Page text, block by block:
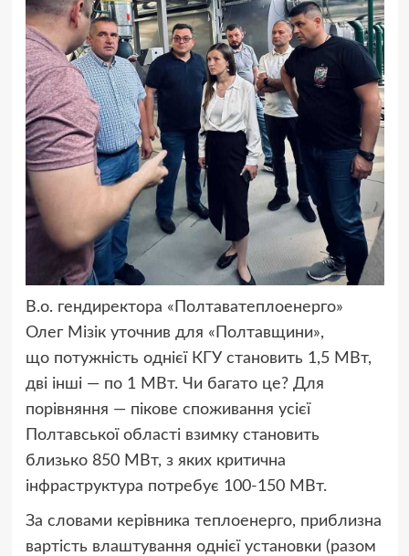
В.о. гендиректора «Полтаватеплоенерго»
Олег Мізік уточнив для «Полтавщини»,
що потужність однієї КГУ становить 1,5 МВт,
дві інші — по 1 МВт. Чи багато це? Для
порівняння — пікове споживання усієї
Полтавської області взимку становить
близько 850 МВт, з яких критична
інфраструктура потребує 100-150 МВт.
За словами керівника теплоенерго, приблизна
вартість влаштування однієї установки (разом